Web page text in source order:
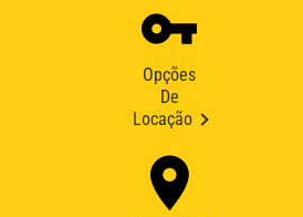
Opções
De
Locação